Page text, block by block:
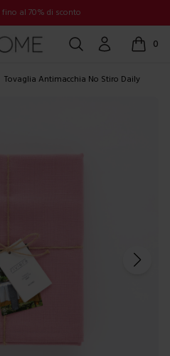
fino al 70% di sconto
Cerca Account 0
items
Tovaglia Antimacchia No Stiro Daily